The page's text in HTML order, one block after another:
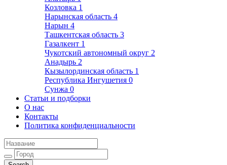
Козловка 1
Нарынская область 4
Нарын 4
Ташкентская область 3
Газалкент 1
Чукотский автономный округ 2
Анадырь 2
Кызылординская область 1
Республика Ингушетия 0
Сунжа 0
Статьи и подборки
О нас
Контакты
Политика конфиденциальности